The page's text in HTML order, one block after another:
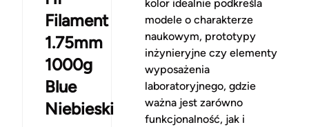
Filament
1.75mm
1000g
Blue
Niebieski
kolor idealnie podkreśla
modele o charakterze
naukowym, prototypy
inżynieryjne czy elementy
wyposażenia
laboratoryjnego, gdzie
ważna jest zarówno
funkcjonalność, jak i